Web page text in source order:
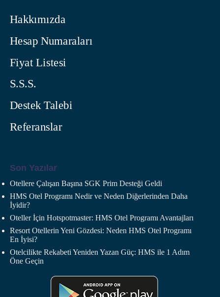
Hakkımızda
Hesap Numaraları
Fiyat Listesi
S.S.S.
Destek Talebi
Referanslar
Son Yazılar
Otellere Çalışan Başına SGK Prim Desteği Geldi
HMS Otel Programı Nedir ve Neden Diğerlerinden Daha
İyidir?
Oteller İçin Hotspotmaster: HMS Otel Programı Avantajları
Resort Otellerin Yeni Gözdesi: Neden HMS Otel Programı
En İyisi?
Otelcilikte Rekabeti Yeniden Yazan Güç: HMS ile 1 Adım
Öne Geçin